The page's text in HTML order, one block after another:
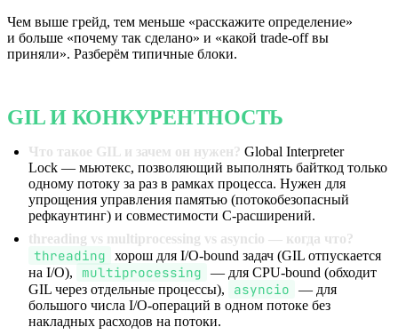
Чем выше грейд, тем меньше «расскажите определение»
и больше «почему так сделано» и «какой trade-off вы
приняли». Разберём типичные блоки.
GIL И КОНКУРЕНТНОСТЬ
Что такое GIL и зачем он нужен? Global Interpreter
Lock — мьютекс, позволяющий выполнять байткод только
одному потоку за раз в рамках процесса. Нужен для
упрощения управления памятью (потокобезопасный
рефкаунтинг) и совместимости C-расширений.
threading vs multiprocessing vs asyncio — когда что?
threading
хорош для I/O-bound задач (GIL отпускается
на I/O),
multiprocessing
— для CPU-bound (обходит
GIL через отдельные процессы),
asyncio
— для
большого числа I/O-операций в одном потоке без
накладных расходов на потоки.